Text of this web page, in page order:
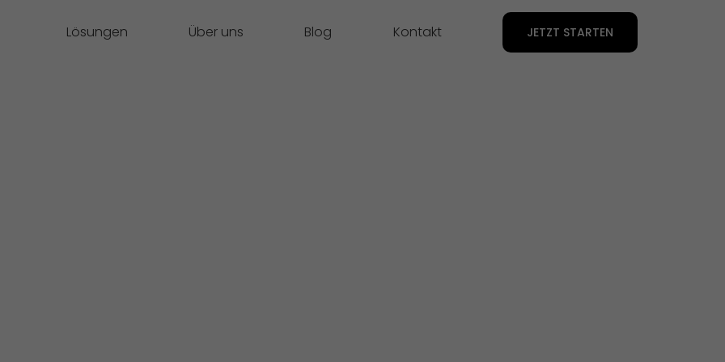
Lösungen Über uns Blog Kontakt JETZT STARTEN